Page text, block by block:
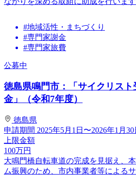
#地域活性・まちづくり
#専門家謝金
#専門家旅費
公募中
徳島県鳴門市：「サイクリス
金」（令和7年度）
徳島県
申請期間 2025年5月1日〜2026年1月30
上限金額
100万円
大鳴門橋自転車道の完成を見据え、
ム振興のため、市内事業者等による